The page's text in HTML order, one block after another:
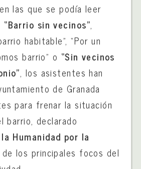
las que se podía leer
“Barrio sin vecinos”,
habitable”, “Por un
barrio” o “Sin vecinos
, los asistentes han
de Granada
para frenar la situación
barrio, declarado
Humanidad por la
los principales focos del